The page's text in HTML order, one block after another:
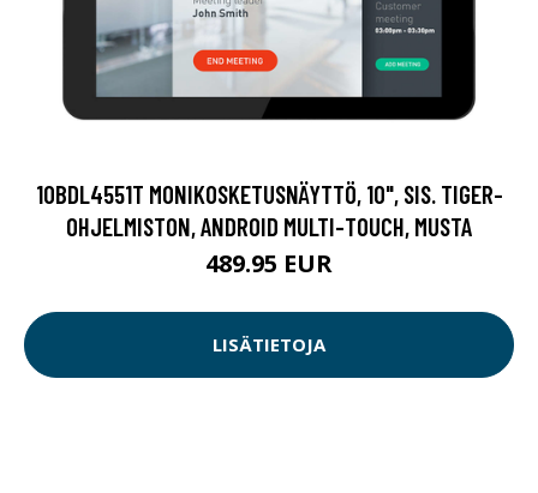
10BDL4551T MONIKOSKETUSNÄYTTÖ, 10", SIS. TIGER-
OHJELMISTON, ANDROID MULTI-TOUCH, MUSTA
489.95 EUR
LISÄTIETOJA